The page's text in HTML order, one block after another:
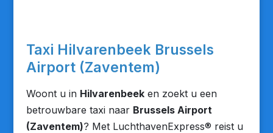
Taxi Hilvarenbeek Brussels
Airport (Zaventem)
Woont u in Hilvarenbeeken zoekt u een
betrouwbare taxi naar Brussels Airport
(Zaventem)? Met LuchthavenExpress® reist u